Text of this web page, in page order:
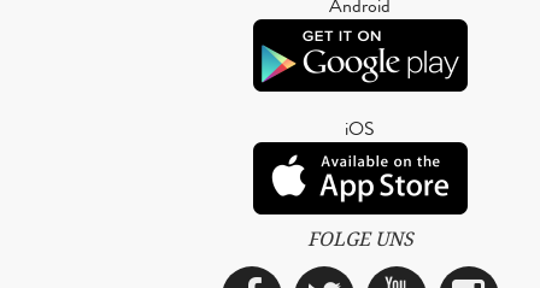
iOS
FOLGE UNS